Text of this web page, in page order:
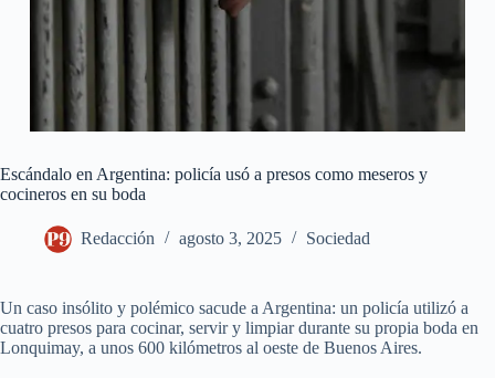
Escándalo en Argentina: policía usó a presos como meseros y
cocineros en su boda
Redacción agosto 3, 2025 Sociedad
Un caso insólito y polémico sacude a Argentina: un policía utilizó a
cuatro presos para cocinar, servir y limpiar durante su propia boda en
Lonquimay, a unos 600 kilómetros al oeste de Buenos Aires.